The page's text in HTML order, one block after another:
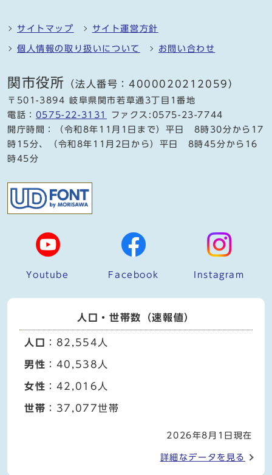
サイトマップ サイト運営方針
個人情報の取り扱いについて お問い合わせ
関市役所 （法人番号：4000020212059）
〒501-3894 岐阜県関市若草通3丁目1番地
電話： 0575-22-3131
ファクス:0575-23-7744
開庁時間：（令和8年11月1日まで）平日 8時30分から17
時15分、（令和8年11月2日から）平日 8時45分から16
時45分
Youtube Facebook Instagram
人口・世帯数（速報値）
人口 ：82,554人
男性 ：40,538人
女性 ：42,016人
世帯 ：37,077世帯
2026年8月1日現在
詳細なデータを見る